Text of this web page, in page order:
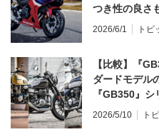
つき性の良さ
2026/6/1 トピ
【比較】『
ダードモデル
『GB350』
2026/5/10 ト